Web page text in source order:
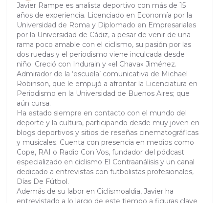
Javier Rampe es analista deportivo con más de 15
años de experiencia. Licenciado en Economía por la
Universidad de Roma y Diplomado en Empresariales
por la Universidad de Cádiz, a pesar de venir de una
rama poco amable con el ciclismo, su pasión por las
dos ruedas y el periodismo viene inculcada desde
niño. Creció con Indurain y «el Chava» Jiménez.
Admirador de la ‘escuela’ comunicativa de Michael
Robinson, que le empujó a afrontar la Licenciatura en
Periodismo en la Universidad de Buenos Aires; que
aún cursa.
Ha estado siempre en contacto con el mundo del
deporte y la cultura, participando desde muy joven en
blogs deportivos y sitios de reseñas cinematográficas
y musicales. Cuenta con presencia en medios como
Cope, RAI o Radio Con Vos, fundador del pódcast
especializado en ciclismo El Contraanálisis y un canal
dedicado a entrevistas con futbolistas profesionales,
Días De Fútbol.
Además de su labor en Ciclismoaldia, Javier ha
entrevistado a lo largo de este tiempo a figuras clave